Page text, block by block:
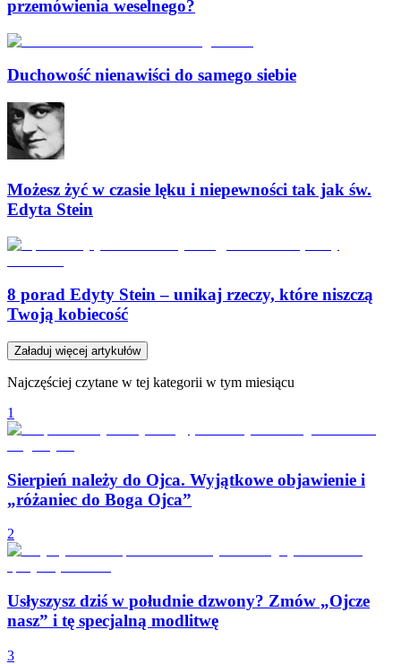
przemówienia weselnego?
Duchowość nienawiści do samego siebie
Możesz żyć w czasie lęku i niepewności tak jak św.
Edyta Stein
8 porad Edyty Stein – unikaj rzeczy, które niszczą
Twoją kobiecość
Załaduj więcej artykułów
Najczęściej czytane w tej kategorii w tym miesiącu
1
Sierpień należy do Ojca. Wyjątkowe objawienie i
„różaniec do Boga Ojca”
2
Usłyszysz dziś w południe dzwony? Zmów „Ojcze
nasz” i tę specjalną modlitwę
3